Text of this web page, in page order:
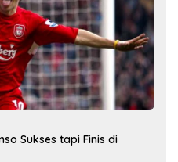
Sukses tapi Finis di